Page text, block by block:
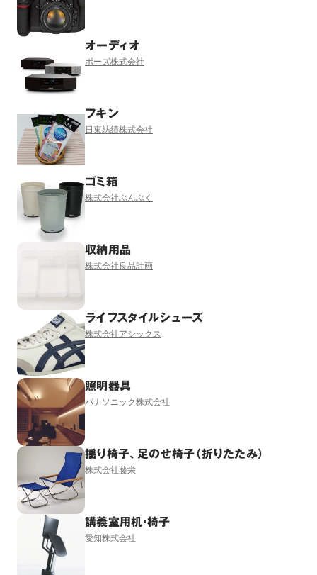
オーディオ
ボーズ株式会社
フキン
日東紡績株式会社
ゴミ箱
株式会社ぶんぶく
収納用品
株式会社良品計画
ライフスタイルシューズ
株式会社アシックス
照明器具
パナソニック株式会社
揺り椅子、足のせ椅子（折りたたみ）
株式会社藤栄
講義室用机・椅子
愛知株式会社